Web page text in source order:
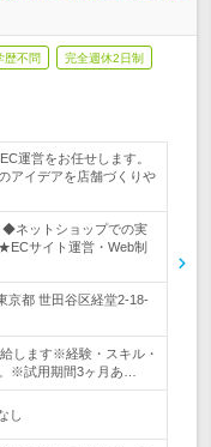
歴不問 完全週休2日制
運営をお任せします。
アイデアを店舗づくりや
◆ネットショップでの実
サイト運営・Web制
京都 世田谷区経堂2-18-
します※経験・スキル・
※試用期間3ヶ月あ…
し